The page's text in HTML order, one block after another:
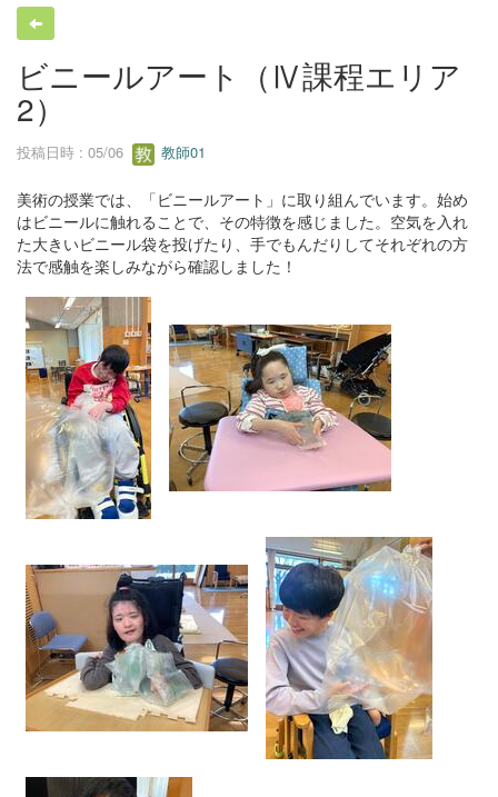
ビニールアート（Ⅳ課程エリア
2）
投稿日時 : 05/06 教師01
美術の授業では、「ビニールアート」に取り組んでいます。始め
はビニールに触れることで、その特徴を感じました。空気を入れ
た大きいビニール袋を投げたり、手でもんだりしてそれぞれの方
法で感触を楽しみながら確認しました！